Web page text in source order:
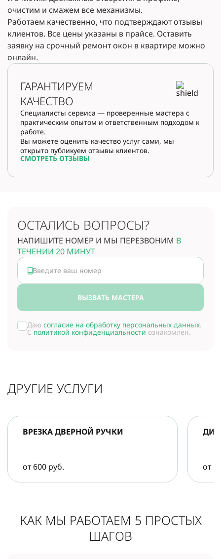
очистим и смажем все механизмы.
Работаем качественно, что подтверждают отзывы
клиентов. Все цены указаны в прайсе. Оставить
заявку на срочный ремонт окон в квартире можно
онлайн.
ГАРАНТИРУЕМ
КАЧЕСТВО
Специалисты сервиса — проверенные мастера с
практическим опытом и ответственным подходом к
работе.
Вы можете оценить качество услуг сами, мы
открыто публикуем отзывы клиентов.
СМОТРЕТЬ ОТЗЫВЫ
ОСТАЛИСЬ ВОПРОСЫ?
НАПИШИТЕ НОМЕР И МЫ ПЕРЕЗВОНИМ В
ТЕЧЕНИИ 20 МИНУТ
ВЫЗВАТЬ МАСТЕРА
Даю согласие на обработку персональных данных.
С политикой конфиденциальности ознакомлен.
ДРУГИЕ УСЛУГИ
ВРЕЗКА ДВЕРНОЙ РУЧКИ
от 600 руб. от
КАК МЫ РАБОТАЕМ 5 ПРОСТЫХ
ШАГОВ